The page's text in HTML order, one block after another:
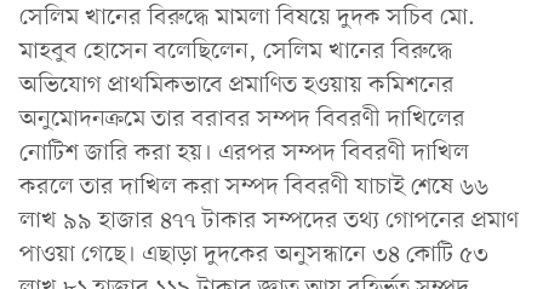
সেলিম খানের বিরুদ্ধে মামলা বিষয়ে দুদক সচিব মো.
মাহবুব হোসেন বলেছিলেন, সেলিম খানের বিরুদ্ধে
অভিযোগ প্রাথমিকভাবে প্রমাণিত হওয়ায় কমিশনের
অনুমোদনক্রমে তার বরাবর সম্পদ বিবরণী দাখিলের
নোটিশ জারি করা হয়। এরপর সম্পদ বিবরণী দাখিল
করলে তার দাখিল করা সম্পদ বিবরণী যাচাই শেষে ৬৬
লাখ ৯৯ হাজার ৪৭৭ টাকার সম্পদের তথ্য গোপনের প্রমাণ
পাওয়া গেছে। এছাড়া দুদকের অনুসন্ধানে ৩৪ কোটি ৫৩